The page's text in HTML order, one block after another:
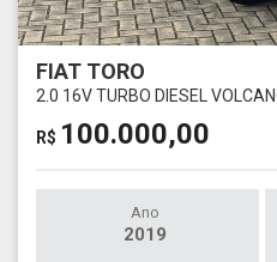
FIAT TORO
2.0 16V TURBO DIESEL
R$ 100.000,00
Ano
2019